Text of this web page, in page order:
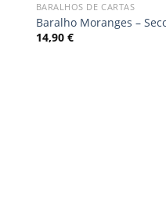
BARALHOS DE CARTAS
Baralho Moranges –
14,90 €